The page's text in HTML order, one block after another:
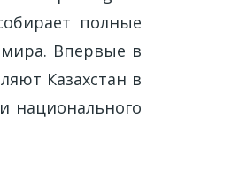
полные
Впервые в
Казахстан в
национального